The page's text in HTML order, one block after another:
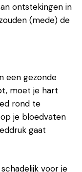
ontstekingen in
(mede) de
een gezonde
moet je hart
rond te
je bloedvaten
gaat
voor je